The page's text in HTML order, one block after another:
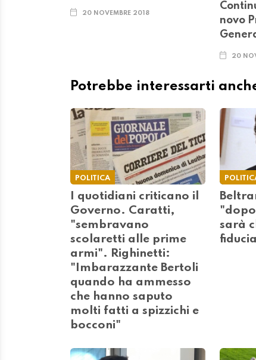
20 NOVEMBRE 2018
novo
20
Potrebbe interessarti
POLITICA
I quotidiani criticano il
Governo. Caratti,
"sembravano
scolaretti alle prime
armi". Righinetti:
"Imbarazzante Bertoli
quando ha ammesso
che hanno saputo
molti fatti a spizzichi e
bocconi"
"dopo
sarà